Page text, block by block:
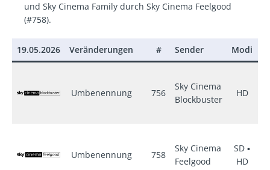
und Sky Cinema Family durch Sky Cinema Feelgood
(#758).
19.05.2026 Veränderungen # Sender Modi
Umbenennung 756
Sky Cinema
Blockbuster
HD
Umbenennung 758
Sky Cinema
Feelgood
SD ▪
HD